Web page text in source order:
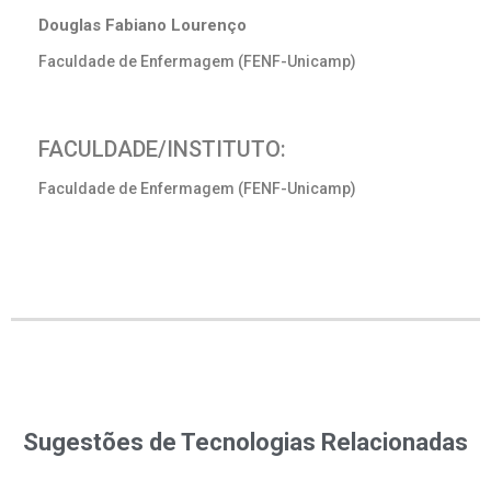
Douglas Fabiano Lourenço
Faculdade de Enfermagem (FENF-Unicamp)
FACULDADE/INSTITUTO:
Faculdade de Enfermagem (FENF-Unicamp)
Sugestões de Tecnologias Relacionadas